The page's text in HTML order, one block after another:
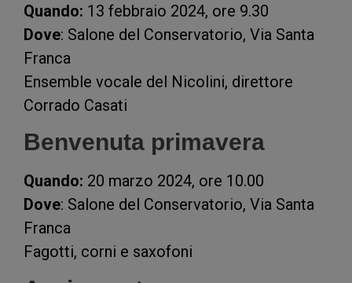
Quando: 13 febbraio 2024, ore 9.30
Dove: Salone del Conservatorio, Via Santa
Franca
Ensemble vocale del Nicolini, direttore
Corrado Casati
Benvenuta primavera
Quando: 20 marzo 2024, ore 10.00
Dove: Salone del Conservatorio, Via Santa
Franca
Fagotti, corni e saxofoni